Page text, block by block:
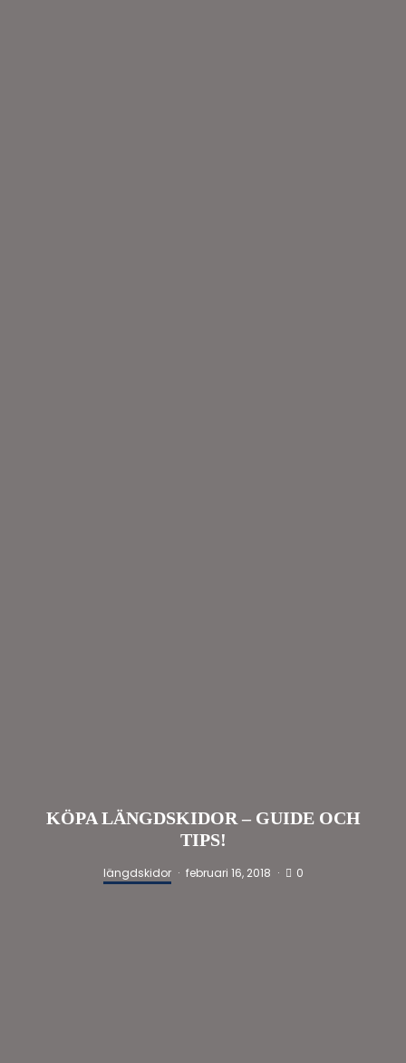
KÖPA LÄNGDSKIDOR – GUIDE OCH
TIPS!
längdskidor · februari 16, 2018 · 0